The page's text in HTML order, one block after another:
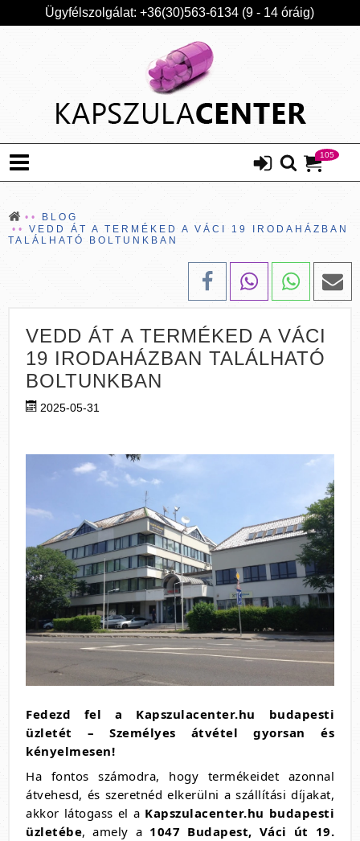
Ügyfélszolgálat: +36(30)563-6134 (9 - 14 óráig)
105
BLOG
VEDD ÁT A TERMÉKED A VÁCI 19 IRODAHÁZBAN
TALÁLHATÓ BOLTUNKBAN
VEDD ÁT A TERMÉKED A VÁCI
19 IRODAHÁZBAN TALÁLHATÓ
BOLTUNKBAN
2025-05-31
Fedezd fel a Kapszulacenter.hu budapesti
üzletét – Személyes átvétel gyorsan és
kényelmesen!
Ha fontos számodra, hogy termékeidet azonnal
átvehesd, és szeretnéd elkerülni a szállítási díjakat,
akkor látogass el a Kapszulacenter.hu budapesti
üzletébe, amely a 1047 Budapest, Váci út 19.